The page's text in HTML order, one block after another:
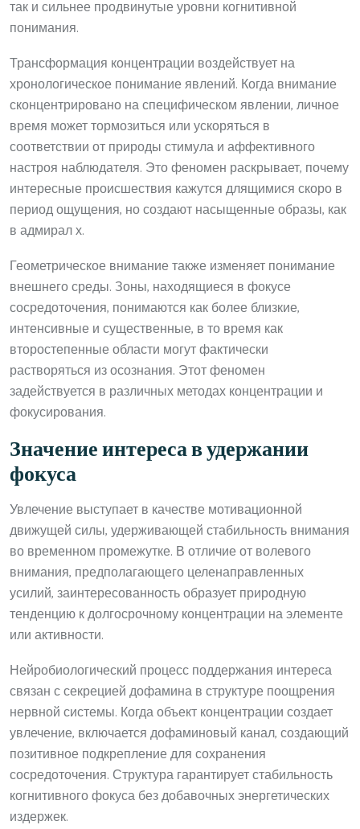
так и сильнее продвинутые уровни когнитивной
понимания.
Трансформация концентрации воздействует на
хронологическое понимание явлений. Когда внимание
сконцентрировано на специфическом явлении, личное
время может тормозиться или ускоряться в
соответствии от природы стимула и аффективного
настроя наблюдателя. Это феномен раскрывает, почему
интересные происшествия кажутся длящимися скоро в
период ощущения, но создают насыщенные образы, как
в адмирал х.
Геометрическое внимание также изменяет понимание
внешнего среды. Зоны, находящиеся в фокусе
сосредоточения, понимаются как более близкие,
интенсивные и существенные, в то время как
второстепенные области могут фактически
растворяться из осознания. Этот феномен
задействуется в различных методах концентрации и
фокусирования.
Значение интереса в удержании
фокуса
Увлечение выступает в качестве мотивационной
движущей силы, удерживающей стабильность внимания
во временном промежутке. В отличие от волевого
внимания, предполагающего целенаправленных
усилий, заинтересованность образует природную
тенденцию к долгосрочному концентрации на элементе
или активности.
Нейробиологический процесс поддержания интереса
связан с секрецией дофамина в структуре поощрения
нервной системы. Когда объект концентрации создает
увлечение, включается дофаминовый канал, создающий
позитивное подкрепление для сохранения
сосредоточения. Структура гарантирует стабильность
когнитивного фокуса без добавочных энергетических
издержек.